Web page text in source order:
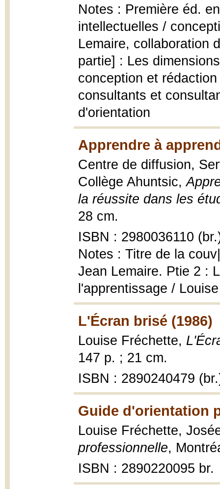
Notes : Première éd.
intellectuelles /
Lemaire, collaboration
partie] : Les
conception et
consultants et
d'orientation
Apprendre à
Centre de diffusion,
Collège Ahuntsic,
la réussite dans les
28 cm.
ISBN : 2980036110
Notes : Titre de la
Jean Lemaire. Ptie 2 :
l'apprentissage /
L'Écran brisé (1986)
Louise Fréchette,
147 p. ; 21 cm.
ISBN : 2890240479
Guide d'orientation
Louise Fréchette,
professionnelle,
ISBN : 2890220095 br.